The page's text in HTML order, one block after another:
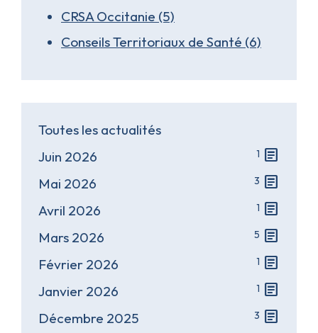
CRSA Occitanie (5)
Conseils Territoriaux de Santé (6)
Toutes les actualités
Juin 2026
1 article
Mai 2026 3 article
Avril 2026 1 article
Mars 2026 5 article
Février 2026 1 article
Janvier 2026 1 article
Décembre 2025 3 article